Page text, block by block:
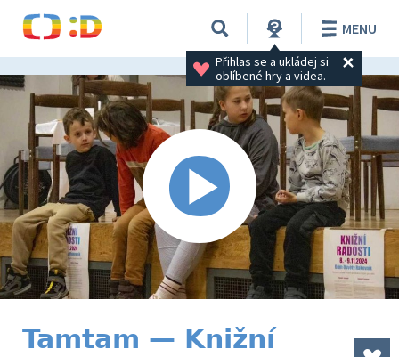
Přihlas se a ukládej si
oblíbené hry a videa.
MENU
Tamtam — Knižní